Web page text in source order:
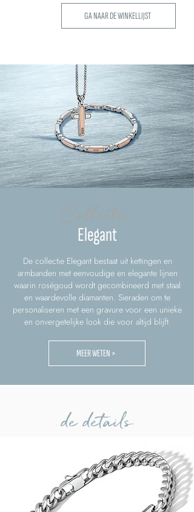
GA NAAR DE WINKELLIJST
Elegant
De collectie Elegant bestaat uit kettingen en
armbanden met eenvoudige en elegante lijnen
waarin roségoud wordt gecombineerd met staal
en waardevolle diamanten. Sieraden om te
personaliseren met een gravure voor een unieke
en onvergetelijke look die voor altijd blijft.
MEER WETEN >
de details